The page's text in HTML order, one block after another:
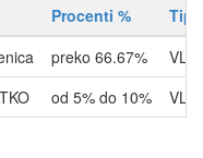
Procenti %
Tip
preko 66.67%
od 5% do 10%